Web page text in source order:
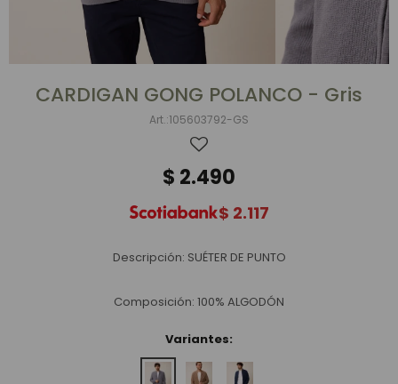
CARDIGAN GONG POLANCO - Gris
105603792-GS
$ 2.490
$ 2.117
Descripción: SUÉTER DE PUNTO
Composición: 100% ALGODÓN
Variantes: